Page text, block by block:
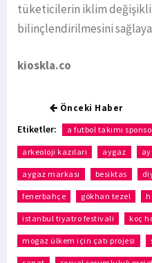
tüketicilerin iklim
bilinçlendirilmesini
kioskla.co
Önceki Haber
Etiketler: a futbol takımı
arkeoloji kazıları aygaz
aygaz markası besiktas
fenerbahçe gökhan tezel
istanbul tiyatro festivali koç
mogaz ülkem için çatı projesi